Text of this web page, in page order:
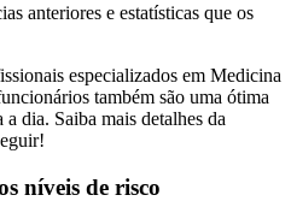
anteriores e estatísticas que os
especializados em Medicina
também são uma ótima
dia. Saiba mais detalhes da
níveis de risco